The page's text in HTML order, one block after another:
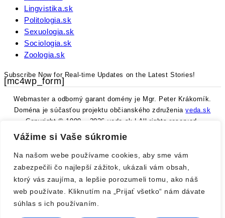
Vážime si Vaše súkromie
Na našom webe používame cookies, aby sme vám
zabezpečili čo najlepší zážitok, ukázali vám obsah,
ktorý vás zaujíma, a lepšie porozumeli tomu, ako náš
web používate. Kliknutím na „Prijať všetko“ nám dávate
súhlas s ich používaním.
Lingvistika.sk
Politologia.sk
Sexuologia.sk
Sociologia.sk
Zoologia.sk
Subscribe Now for Real-time Updates on the Latest Stories!
[mc4wp_form]
Webmaster a odborný garant domény je Mgr. Peter Krákorník.
Doména je súčasťou projektu občianského združeniaveda.sk
Copyright © 1999 – 2026 veda.sk | All rights reserved.
Webmaster a odborný garant domény je Mgr. Peter Krákorník.
Copyright © 1999 – 2026 veda.sk | All rights reserved.
Vitajte na Veda.sk
Username or Email Address